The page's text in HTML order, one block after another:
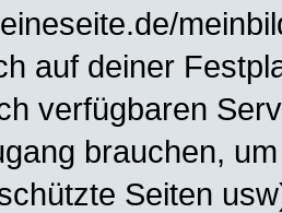
auf deiner
verfügbaren
brauchen,
Seiten